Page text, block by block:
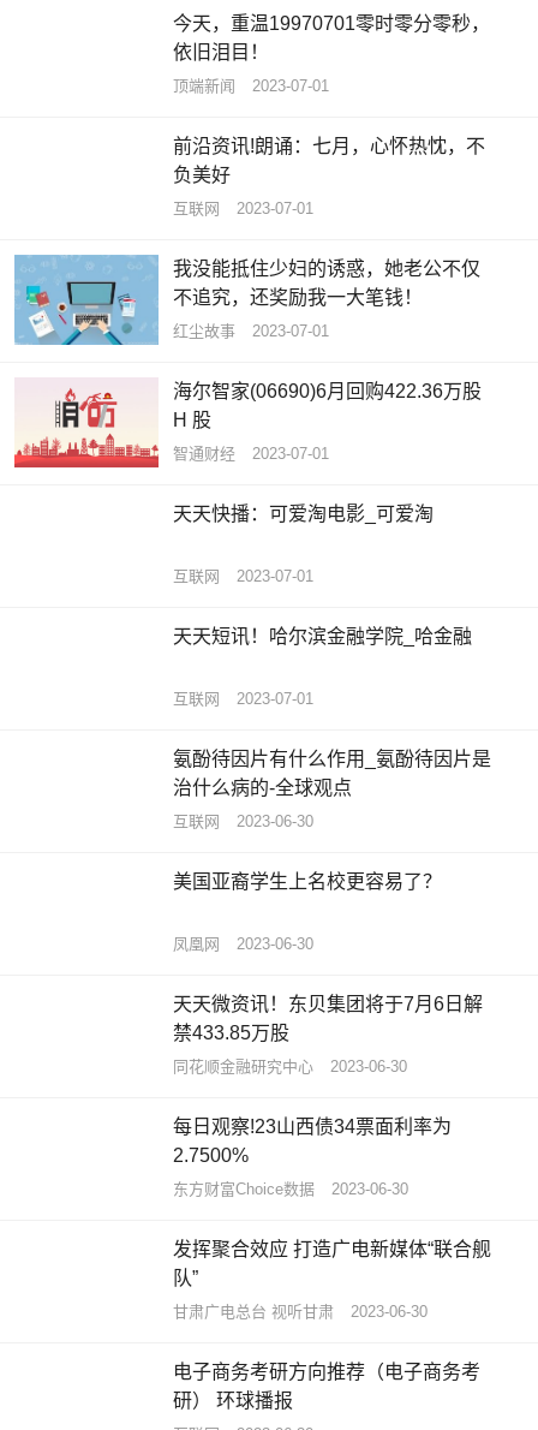
今天，重温19970701零时零分零秒，
依旧泪目！
顶端新闻 2023-07-01
前沿资讯!朗诵：七月，心怀热忱，不
负美好
互联网 2023-07-01
我没能抵住少妇的诱惑，她老公不仅
不追究，还奖励我一大笔钱！
红尘故事 2023-07-01
海尔智家(06690)6月回购422.36万股
H 股
智通财经 2023-07-01
天天快播：可爱淘电影_可爱淘
互联网 2023-07-01
天天短讯！哈尔滨金融学院_哈金融
互联网 2023-07-01
氨酚待因片有什么作用_氨酚待因片是
治什么病的-全球观点
互联网 2023-06-30
美国亚裔学生上名校更容易了？
凤凰网 2023-06-30
天天微资讯！东贝集团将于7月6日解
禁433.85万股
同花顺金融研究中心 2023-06-30
每日观察!23山西债34票面利率为
2.7500%
东方财富Choice数据 2023-06-30
发挥聚合效应 打造广电新媒体“联合舰
队”
甘肃广电总台 视听甘肃 2023-06-30
电子商务考研方向推荐（电子商务考
研） 环球播报